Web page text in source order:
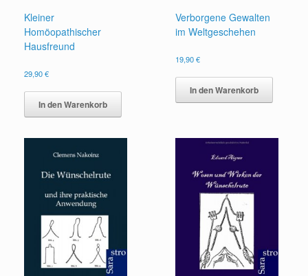
Kleiner
Homöopathischer
Hausfreund
29,90€
In den Warenkorb
Verborgene Gewalten
im Weltgeschehen
19,90€
In den Warenkorb